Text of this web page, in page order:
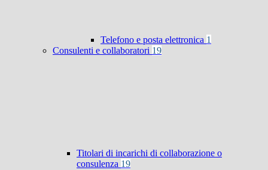
Telefono e posta elettronica 1
Consulenti e collaboratori 19
Titolari di incarichi di collaborazione o
consulenza 19